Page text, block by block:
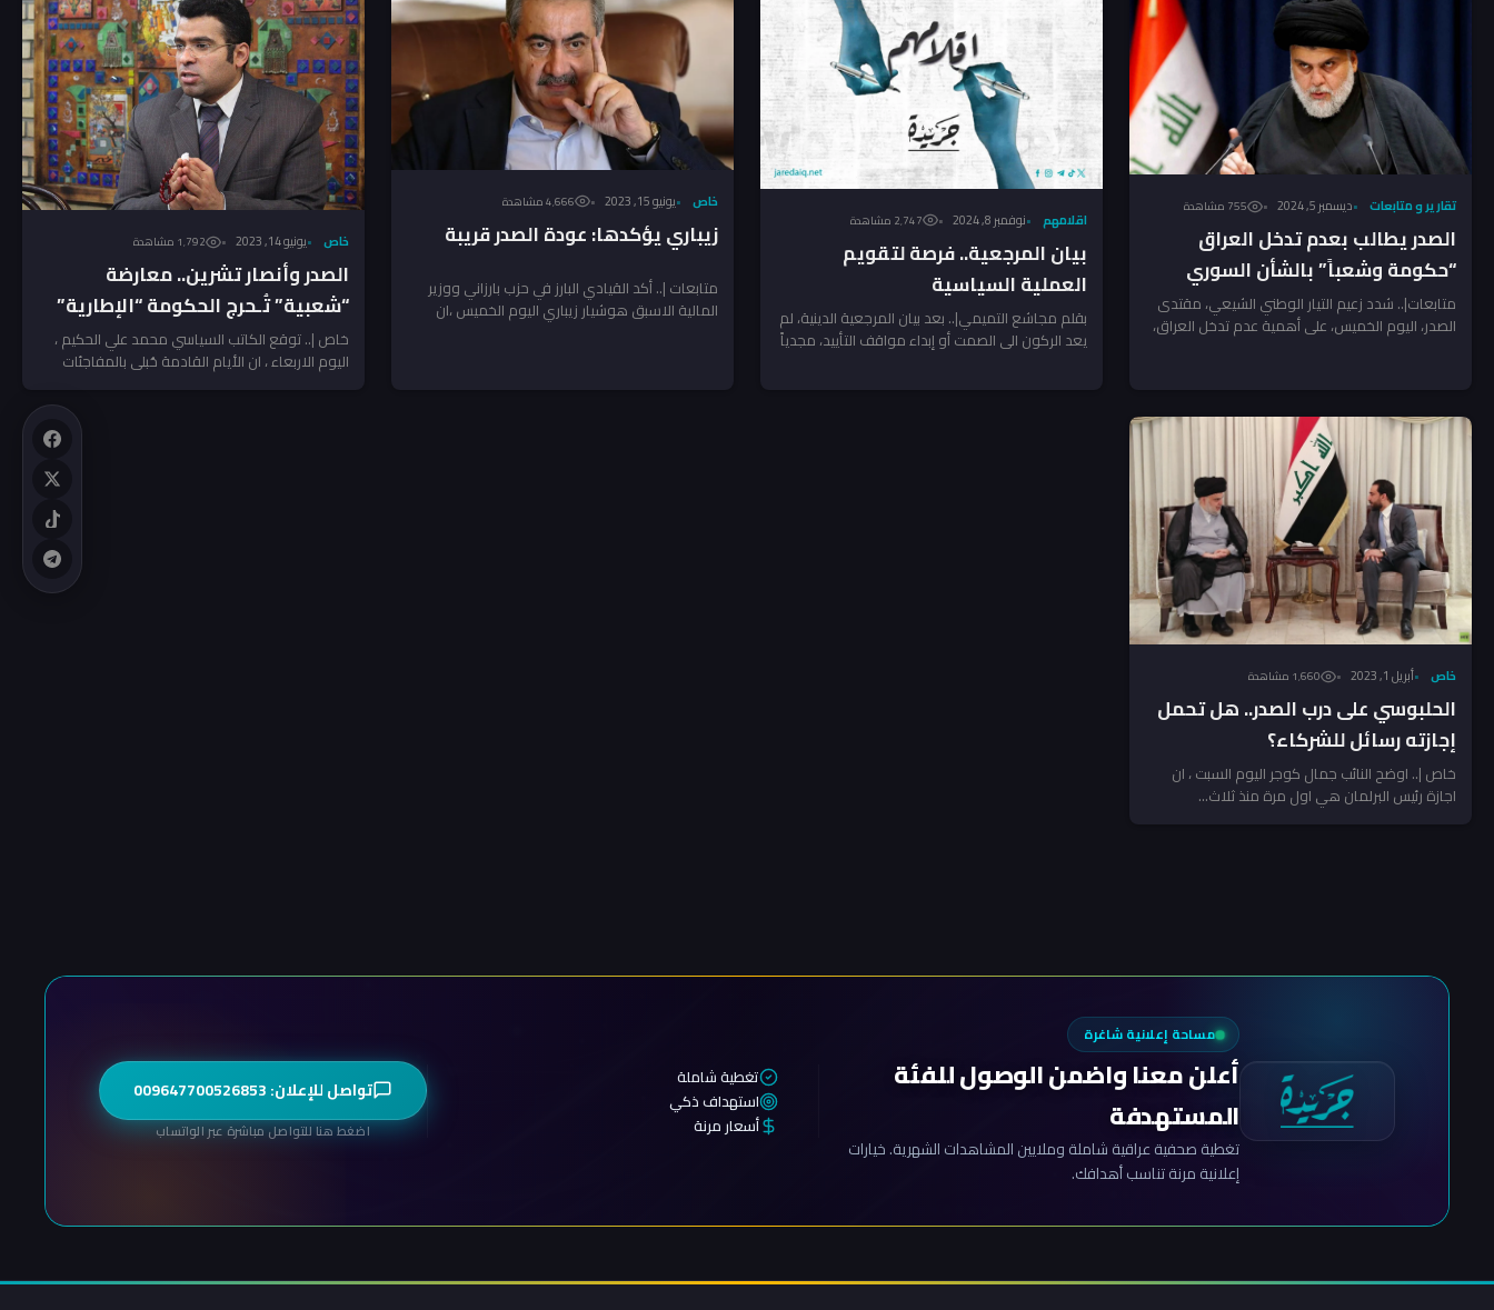
تقارير و متابعات ديسمبر 5, 2024 755 مشاهدة
الصدر يطالب بعدم تدخل العراق
“حكومة وشعباً” بالشأن السوري
متابعات|.. شدد زعيم التيار الوطني الشيعي، مقتدى
الصدر، اليوم الخميس، على أهمية عدم تدخل العراق،
اقلامهم نوفمبر 8, 2024 2٬747 مشاهدة
بيان المرجعية.. فرصة لتقويم
العملية السياسية
بقلم مجاشع التميمي|.. ‏بعد بيان المرجعية الدينية، لم
يعد الركون الى الصمت أو إبداء مواقف التأييد، مجدياً
خاص يونيو 15, 2023 4٬666 مشاهدة
زيباري يؤكدها: عودة الصدر قريبة
متابعات |.. أكد القيادي البارز في حزب بارزاني ووزير
المالية الاسبق هوشيار زيباري اليوم الخميس ،ان
خاص يونيو 14, 2023 1٬792 مشاهدة
الصدر وأنصار تشرين.. معارضة
“شعبية” تُـحرج الحكومة “الإطارية”
خاص |.. توقع الكاتب السياسي محمد علي الحكيم ،
اليوم الاربعاء ، ان الأيام القادمة حُبلى بالمفاجئات
خاص أبريل 1, 2023 1٬660 مشاهدة
الحلبوسي على درب الصدر.. هل تحمل
إجازته رسائل للشركاء؟
خاص |.. اوضح النائب جمال كوجر اليوم السبت ، ان
اجازة رئيس البرلمان هي اول مرة منذ ثلاث...
مساحة إعلانية شاغرة
أعلن معنا واضمن الوصول للفئة
المستهدفة
تغطية صحفية عراقية شاملة وملايين المشاهدات الشهرية. خيارات
إعلانية مرنة تناسب أهدافك.
تغطية شاملة
استهداف ذكي
أسعار مرنة
تواصل للإعلان: 009647700526853
اضغط هنا للتواصل مباشرة عبر الواتساب